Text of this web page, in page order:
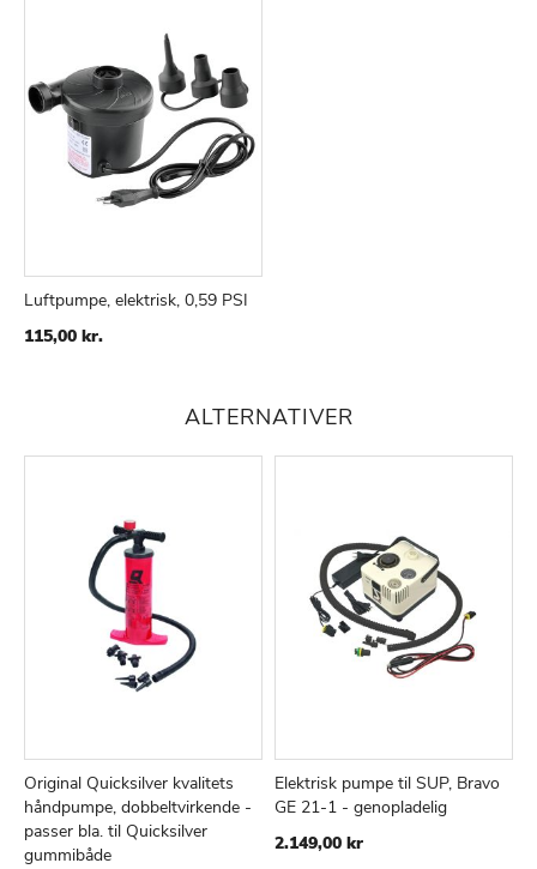
TILFØJ
TIL
Luftpumpe, elektrisk, 0,59 PSI
115,00 kr.
ALTERNATIVER
Læg i kurv
TILFØJ
TIL
SAMMENLIGN
Original Quicksilver kvalitets
håndpumpe, dobbeltvirkende -
passer bla. til Quicksilver
gummibåde
Læg i kurv
TILFØJ
TIL
Elektrisk pumpe til SUP, Bravo
GE 21-1 - genopladelig
2.149,00 kr